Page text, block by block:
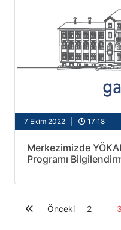
7 Ekim 2022 | 17:18
Merkezimizde
Programı
Önceki 2 3